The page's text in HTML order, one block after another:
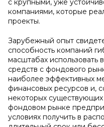
с крупными, уже
компаниями, которые
проекты.
Зарубежный опыт
способность компаний
масштабах использовать
средств с фондового
наиболее эффективных
финансовых ресурсов и,
некоторых
фондовом рынке
условиях получить в